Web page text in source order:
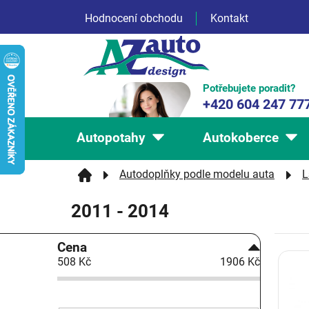
obsah
Hodnocení obchodu Kontakt
Potřebujete poradit?
+420 604 247
Autopotahy Autokoberce
Autodoplňky podle modelu auta
2011 - 2014
P
o
s
t
Cena
508 Kč 1906 Kč
V